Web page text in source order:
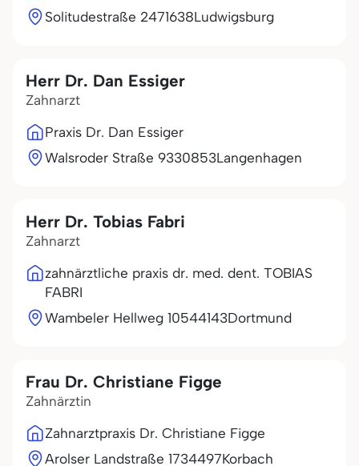
Solitudestraße 2471638Ludwigsburg
Herr Dr. Dan Essiger
Zahnarzt
Praxis Dr. Dan Essiger
Walsroder Straße 9330853Langenhagen
Herr Dr. Tobias Fabri
Zahnarzt
zahnärztliche praxis dr. med. dent. TOBIAS
FABRI
Wambeler Hellweg 10544143Dortmund
Frau Dr. Christiane Figge
Zahnärztin
Zahnarztpraxis Dr. Christiane Figge
Arolser Landstraße 1734497Korbach